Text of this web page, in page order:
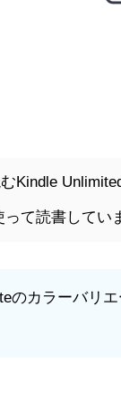
Kindle
て読書してい
のカラーバリ